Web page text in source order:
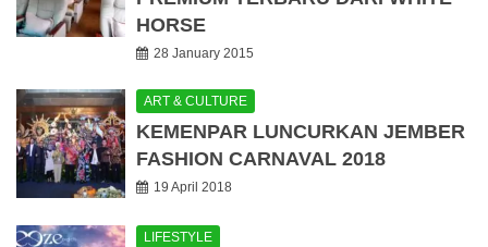
HORSE
28 January 2015
ART & CULTURE
KEMENPAR LUNCURKAN JEMBER
FASHION CARNAVAL 2018
19 April 2018
LIFESTYLE